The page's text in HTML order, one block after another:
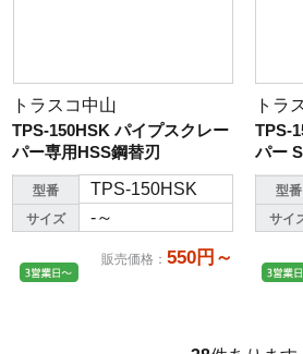
トラスコ中山
TPS-150HSK パイプスクレー
パー専用HSS鋼替刃
型番 TPS-150HSK
サイズ -～
販売価格 ： 550円～
トラ
TPS-
パー
型番
サイ